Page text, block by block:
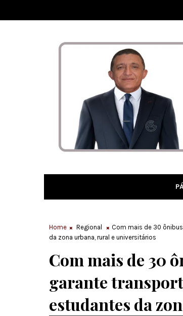
Home Regional
Com mais de 30
da zona urbana, rural e universitários
Com mais de 30
garante
estudantes da